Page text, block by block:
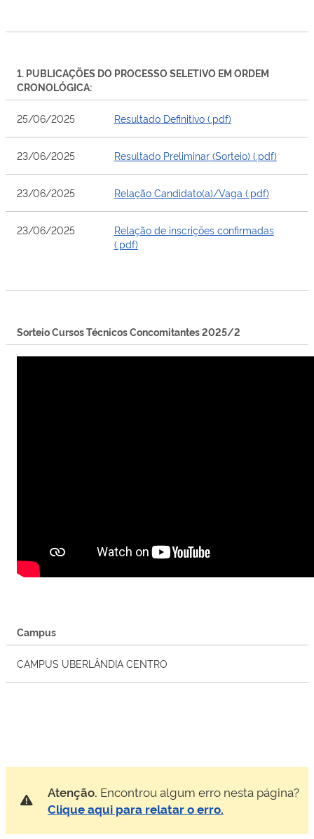
1. PUBLICAÇÕES DO PROCESSO SELETIVO EM ORDEM
CRONOLÓGICA:
25/06/2025 Resultado Definitivo (.pdf)
23/06/2025 Resultado Preliminar (Sorteio) (.pdf)
23/06/2025 Relação Candidato(a)/Vaga (.pdf)
23/06/2025
Relação de inscrições confirmadas
(.pdf)
Sorteio Cursos Técnicos Concomitantes 2025/2
Campus
CAMPUS UBERLÂNDIA CENTRO
Atenção. Encontrou algum erro nesta página?
Clique aqui para relatar o erro.